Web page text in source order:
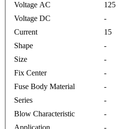
Voltage AC
125
Voltage DC
-
Current
15
Shape
-
Size
-
Fix Center
-
Fuse Body Material
-
Series
-
Blow Characteristic
-